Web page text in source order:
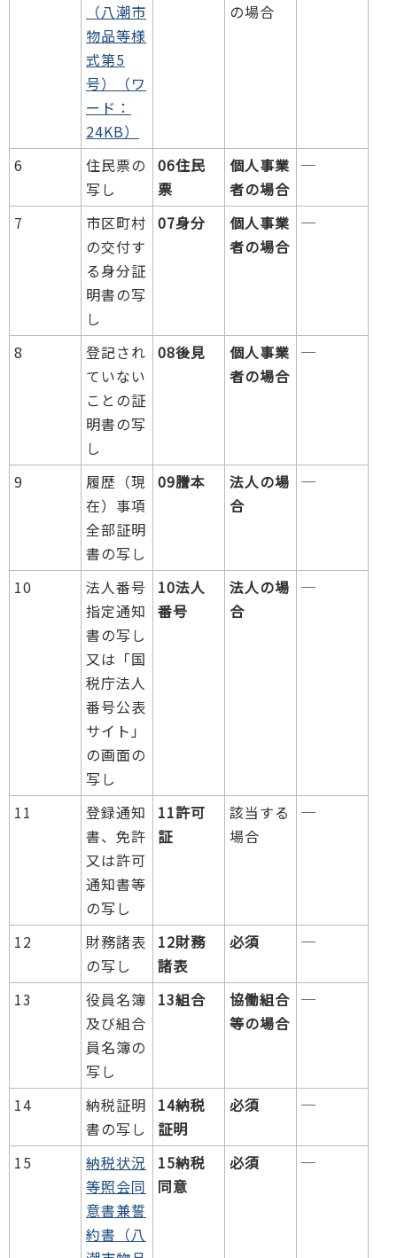
（八潮市
物品等様
式第5
号）（ワ
ード：
24KB）
の場合
6
住民票の
写し
06住民
票
個人事業
者の場合
─
7
市区町村
の交付す
る身分証
明書の写
し
07身分
個人事業
者の場合
─
8
登記され
ていない
ことの証
明書の写
し
08後見
個人事業
者の場合
─
9
履歴（現
在）事項
全部証明
書の写し
09謄本
法人の場
合
─
10
法人番号
指定通知
書の写し
又は「国
税庁法人
番号公表
サイト」
の画面の
写し
10法人
番号
法人の場
合
─
11
登録通知
書、免許
又は許可
通知書等
の写し
11許可
証
該当する
場合
─
12
財務諸表
の写し
12財務
諸表
必須 ─
13
役員名簿
及び組合
員名簿の
写し
13組合
協働組合
等の場合
─
14
納税証明
書の写し
14納税
証明
必須 ─
15
納税状況
等照会同
意書兼誓
約書（八
15納税
同意
必須 ─